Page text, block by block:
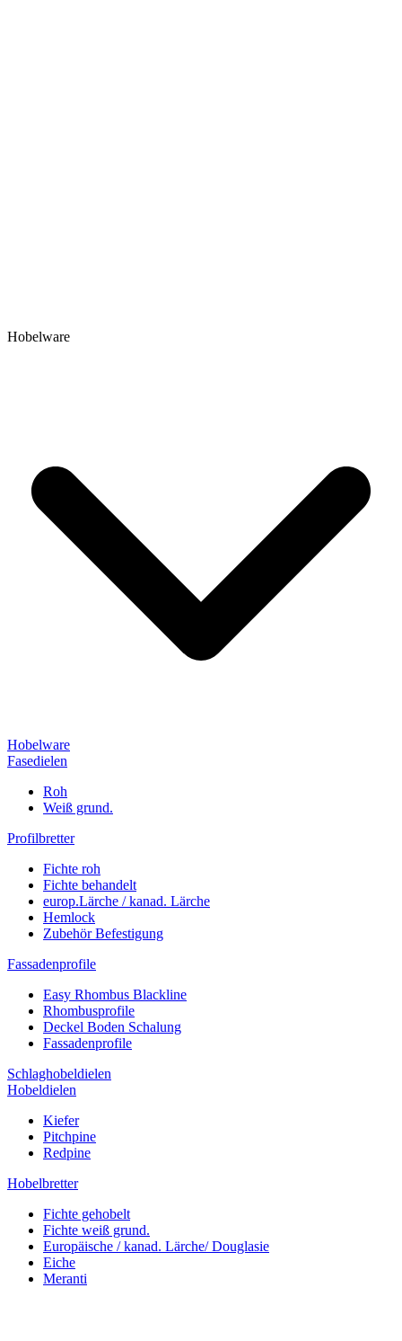
Hobelware
Hobelware
Fasedielen
Roh
Weiß grund.
Profilbretter
Fichte roh
Fichte behandelt
europ.Lärche / kanad. Lärche
Hemlock
Zubehör Befestigung
Fassadenprofile
Easy Rhombus Blackline
Rhombusprofile
Deckel Boden Schalung
Fassadenprofile
Schlaghobeldielen
Hobeldielen
Kiefer
Pitchpine
Redpine
Hobelbretter
Fichte gehobelt
Fichte weiß grund.
Europäische / kanad. Lärche/ Douglasie
Eiche
Meranti